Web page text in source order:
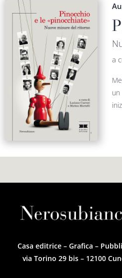
a
un
Casa editrice – Grafica –
via Torino 29 bis – 12100